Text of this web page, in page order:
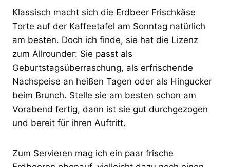
Klassisch macht sich die Erdbeer Frischkäse
Torte auf der Kaffeetafel am Sonntag natürlich
am besten. Doch ich finde, sie hat die Lizenz
zum Allrounder: Sie passt als
Geburtstagsüberraschung, als erfrischende
Nachspeise an heißen Tagen oder als Hingucker
beim Brunch. Stelle sie am besten schon am
Vorabend fertig, dann ist sie gut durchgezogen
und bereit für ihren Auftritt.
Zum Servieren mag ich ein paar frische